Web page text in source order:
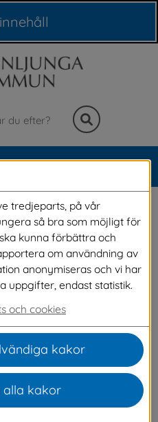
Meny
förslag som andra
Svenljungaförslag
som händer med
När ett förslag får minst
för politisk behandling.
tredjeparts, på vår
så bra som möjligt för
kunna förbättra och
om användning av
anonymiseras och vi har
uppgifter, endast statistik.
och cookies
kakor
alla kakor